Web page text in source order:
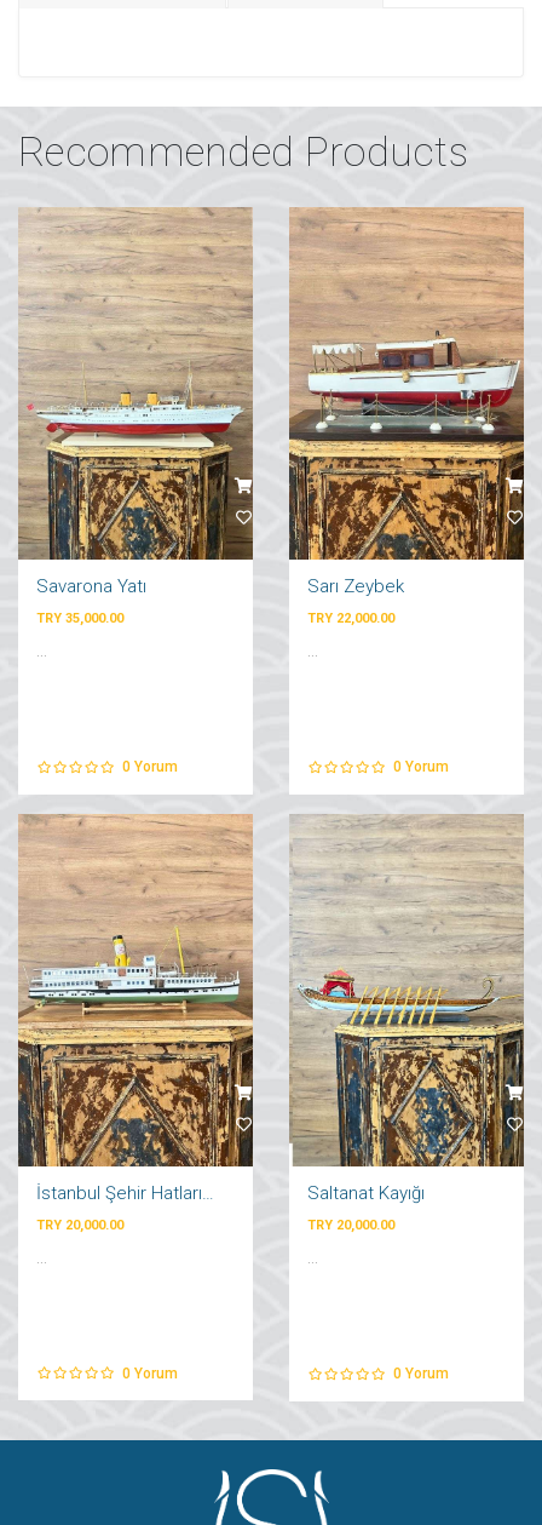
Recommended Products
Savarona Yatı
TRY 35,000.00
...
0 Yorum
Sarı Zeybek
TRY 22,000.00
...
0 Yorum
TRY 20,000.00
0 Yorum
Saltanat Kayığı
TRY 20,000.00
...
0 Yorum